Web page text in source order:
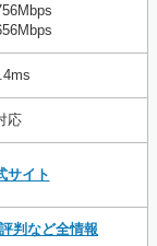
応
サイト
判など全情報